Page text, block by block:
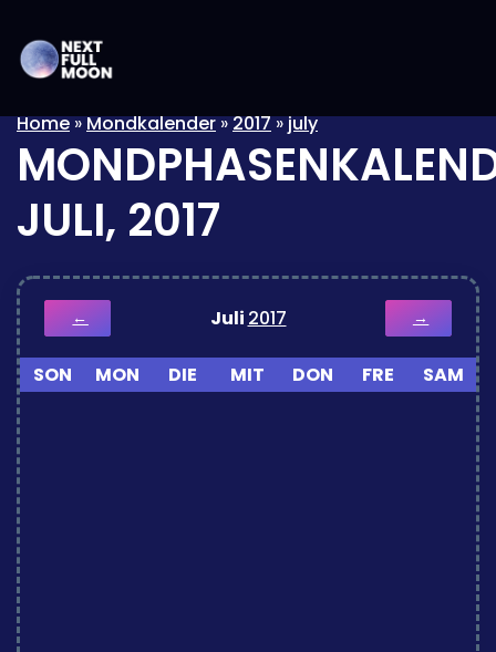
Home»Mondkalender»2017»july
JULI, 2017
← Juli 2017 →
SON MON DIE MIT DON FRE SAM